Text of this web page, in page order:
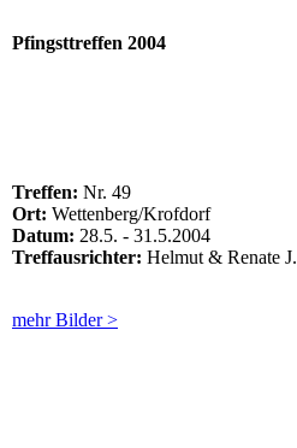
Pfingsttreffen 2004
Treffen: Nr. 49
Ort: Wettenberg/Krofdorf
Datum: 28.5. - 31.5.2004
Treffausrichter: Helmut & Renate J.
mehr Bilder >